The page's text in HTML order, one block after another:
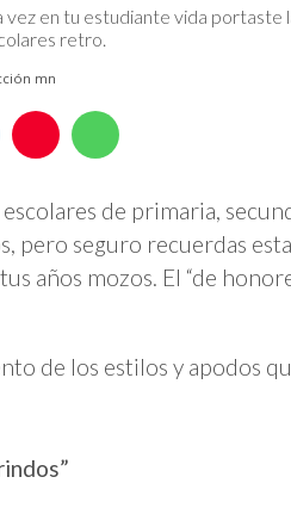
vez en tu estudiante vida portaste
retro.
mn
de primaria,
pero seguro recuerdas
años mozos. El “de
de los estilos y apodos